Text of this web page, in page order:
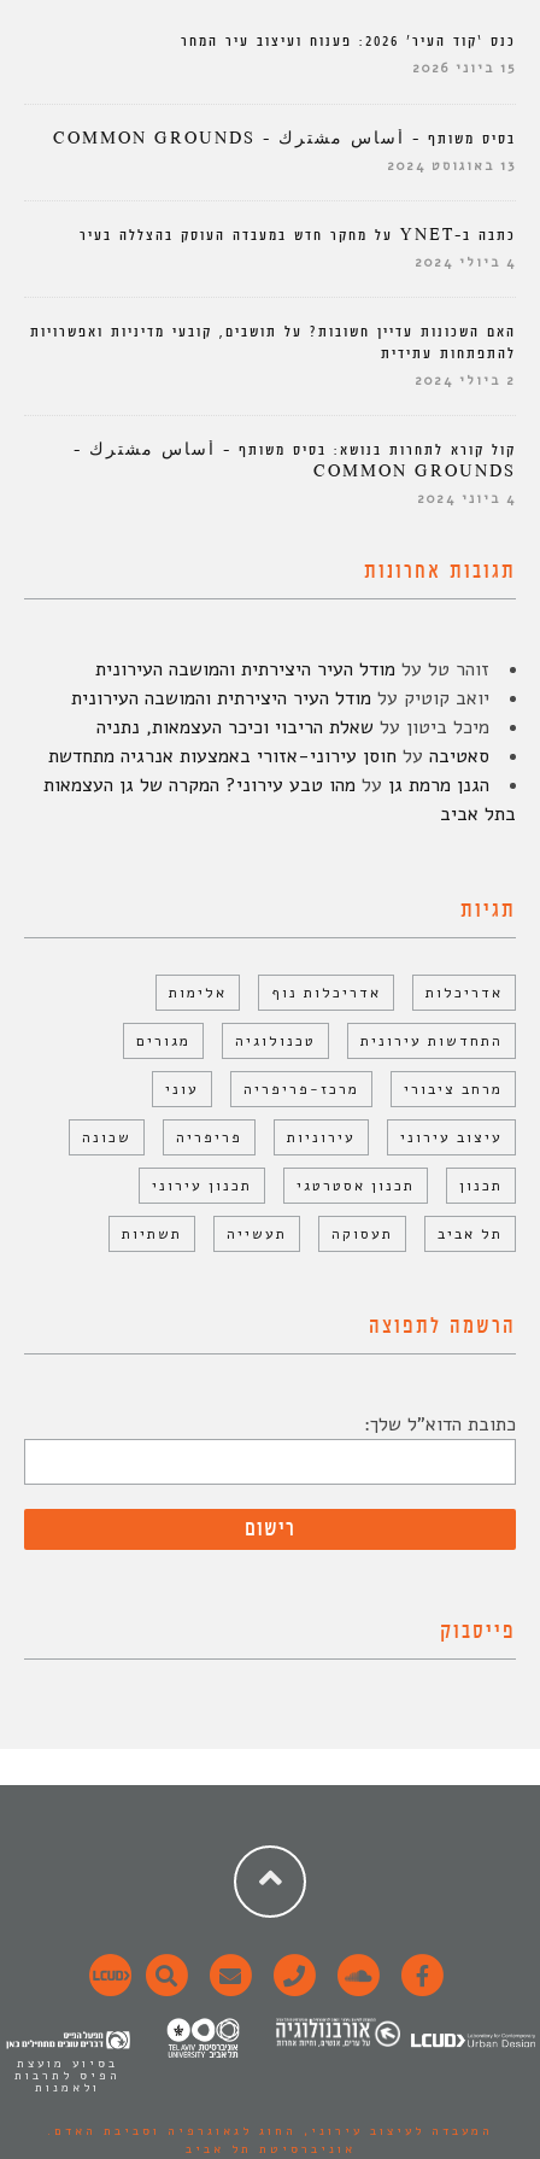
כנס ‘קוד העיר’ 2026: פענוח ועיצוב עיר המחר
15 ביוני 2026
בסיס משותף – أساس مشترك – COMMON GROUNDS
13 באוגוסט 2024
כתבה ב-YNET על מחקר חדש במעבדה העוסק בהצללה בעיר
4 ביולי 2024
האם השכונות עדיין חשובות? על תושבים, קובעי מדיניות ואפשרויות
להתפתחות עתידית
2 ביולי 2024
קול קורא לתחרות בנושא: בסיס משותף – أساس مشترك –
COMMON GROUNDS
4 ביוני 2024
תגובות אחרונות
זוהר טל על מודל העיר היצירתית והמושבה העירונית
יואב קוטיק על מודל העיר היצירתית והמושבה העירונית
מיכל ביטון על שאלת הריבוי וכיכר העצמאות, נתניה
סאטיבה על חוסן עירוני-אזורי באמצעות אנרגיה מתחדשת
הגנן מרמת גן על מהו טבע עירוני? המקרה של גן העצמאות
בתל אביב
תגיות
אדריכלות אדריכלות נוף אלימות
התחדשות עירונית טכנולוגיה מגורים
מרחב ציבורי מרכז-פריפריה עוני
עיצוב עירוני עירוניות פריפריה שכונה
תכנון תכנון אסטרטגי תכנון עירוני
תל אביב תעסוקה תעשייה תשתיות
הרשמה לתפוצה
כתובת הדוא"ל שלך:
פייסבוק
בסיוע מועצת
הפיס לתרבות
ולאמנות
המעבדה לעיצוב עירוני,
החוג לגאוגרפיה וסביבת האדם.
אוניברסיטת תל אביב